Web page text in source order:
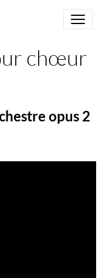
chœur
opus 2